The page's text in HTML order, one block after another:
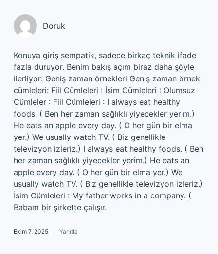
Doruk
Konuya giriş sempatik, sadece birkaç teknik ifade
fazla duruyor. Benim bakış açım biraz daha şöyle
ilerliyor: Geniş zaman örnekleri Geniş zaman örnek
cümleleri: Fiil Cümleleri : İsim Cümleleri : Olumsuz
Cümleler : Fiil Cümleleri : I always eat healthy
foods. ( Ben her zaman sağlıklı yiyecekler yerim.)
He eats an apple every day. ( O her gün bir elma
yer.) We usually watch TV. ( Biz genellikle
televizyon izleriz.) I always eat healthy foods. ( Ben
her zaman sağlıklı yiyecekler yerim.) He eats an
apple every day. ( O her gün bir elma yer.) We
usually watch TV. ( Biz genellikle televizyon izleriz.)
İsim Cümleleri : My father works in a company. (
Babam bir şirkette çalışır.
Ekim 7, 2025 Yanıtla